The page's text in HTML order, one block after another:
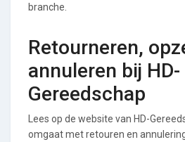
branche.
Retourneren,
annuleren bij HD-
Gereedschap
Lees op de website van HD-
omgaat met retouren en